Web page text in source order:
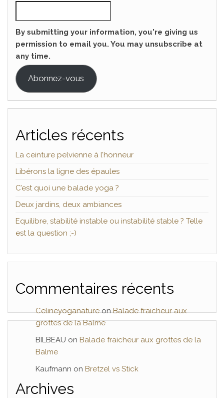
By submitting your information, you're giving us
permission to email you. You may unsubscribe at
any time.
Abonnez-vous
Articles récents
La ceinture pelvienne à l’honneur
Libérons la ligne des épaules
C’est quoi une balade yoga ?
Deux jardins, deux ambiances
Equilibre, stabilité instable ou instabilité stable ? Telle
est la question ;-)
Commentaires récents
CelineyoganatureonBalade fraicheur aux
grottes de la Balme
BILBEAU on Balade fraicheur aux grottes de la
Balme
Kaufmann on Bretzel vs Stick
Archives